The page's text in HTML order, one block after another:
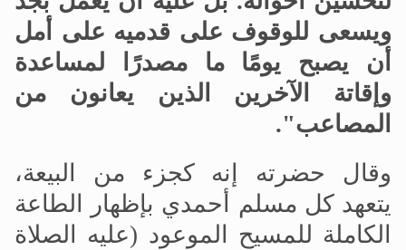
ويسعى للوقوف على قدميه على أمل
أن يصبح يومًا ما مصدرًا لمساعدة
وإقاتة الآخرين الذين يعانون من
المصاعب".
وقال حضرته إنه كجزء من البيعة،
يتعهد كل مسلم أحمدي بإظهار الطاعة
الكاملة للمسيح الموعود (عليه الصلاة